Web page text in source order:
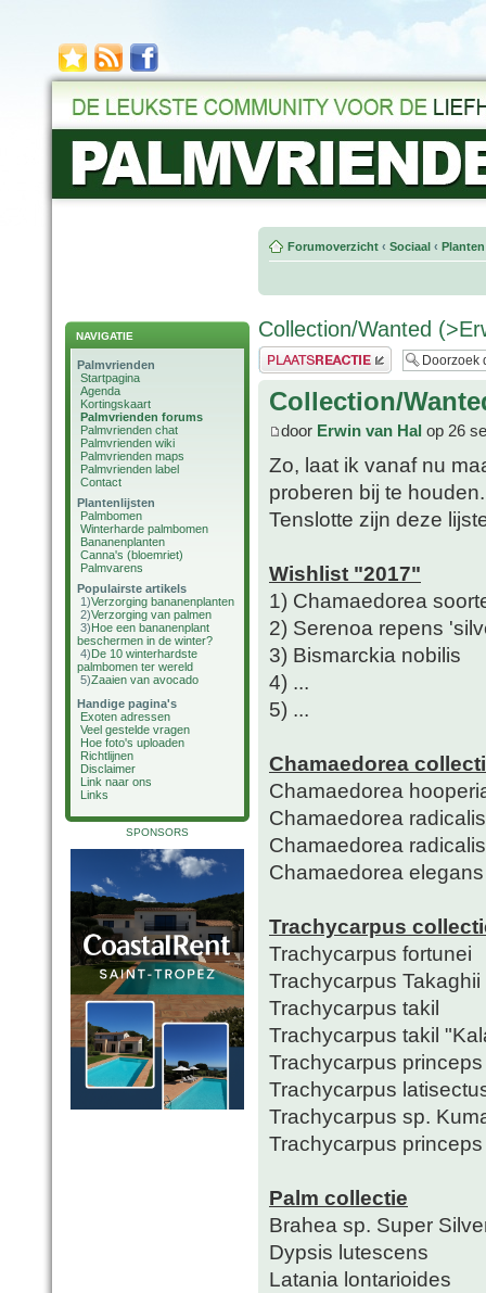
NAVIGATIE
Palmvrienden
Startpagina
Agenda
Kortingskaart
Palmvrienden forums
Palmvrienden chat
Palmvrienden wiki
Palmvrienden maps
Palmvrienden label
Contact
Plantenlijsten
Palmbomen
Winterharde palmbomen
Bananenplanten
Canna's (bloemriet)
Palmvarens
Populairste artikels
1)Verzorging bananenplanten
2)Verzorging van palmen
3)Hoe een bananenplant
beschermen in de winter?
4)De 10 winterhardste
palmbomen ter wereld
5)Zaaien van avocado
Handige pagina's
Exoten adressen
Veel gestelde vragen
Hoe foto's uploaden
Richtlijnen
Disclaimer
Link naar ons
Links
SPONSORS
Forumoverzicht ‹ Sociaal ‹
Collection/Wanted
Plaats een reactie
Collection/
door Erwin van Hal op 26
Zo, laat ik vanaf nu
proberen bij te houden.
Tenslotte zijn deze
Wishlist "2017"
1) Chamaedorea
2) Serenoa repens
3) Bismarckia nobilis
4) ...
5) ...
Chamaedorea
Chamaedorea
Chamaedorea radicalis
Chamaedorea
Chamaedorea elegans
Trachycarpus
Trachycarpus fortunei
Trachycarpus Takaghii
Trachycarpus takil
Trachycarpus takil
Trachycarpus
Trachycarpus
Trachycarpus sp.
Trachycarpus
Palm collectie
Brahea sp. Super
Dypsis lutescens
Latania lontarioides